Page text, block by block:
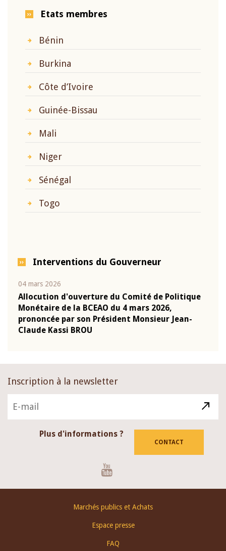
Etats membres
Bénin
Burkina
Côte d’Ivoire
Guinée-Bissau
Mali
Niger
Sénégal
Togo
Interventions du Gouverneur
04 mars 2026
Allocution d'ouverture du Comité de Politique
Monétaire de la BCEAO du 4 mars 2026,
prononcée par son Président Monsieur Jean-
Claude Kassi BROU
Inscription à la newsletter
Plus d'informations ?
CONTACT
Marchés publics et Achats
Espace presse
FAQ